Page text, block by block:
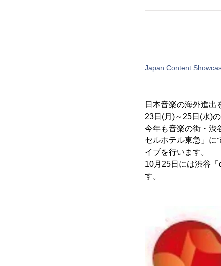
Japan Content
日本音楽の海外進出
23日(月)～25日(水)
今年も音楽の街・渋
セルホテル東急」に
イブを行います。
10月25日には渋谷
す。